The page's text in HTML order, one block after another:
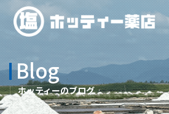
Blog
ホッティーのブログ